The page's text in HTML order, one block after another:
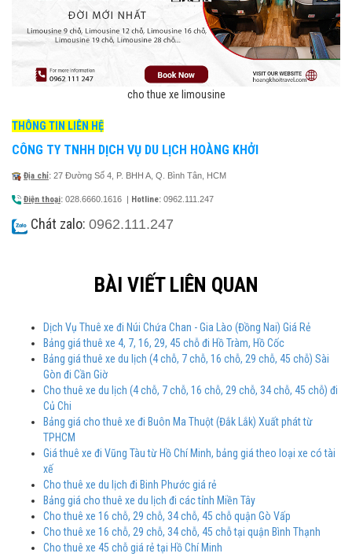
cho thue xe limousine
THÔNG TIN LIÊN HỆ
CÔNG TY TNHH DỊCH VỤ DU LỊCH HOÀNG KHỞI
Địa chỉ: 27 Đường Số 4, P. BHH A, Q. Bình Tân, HCM
Điện thoại: 028.6660.1616 Hotline: 0962.111.247
Chát zalo: 0962.111.247
BÀI VIẾT LIÊN QUAN
Dịch Vụ Thuê xe đi Núi Chứa Chan - Gia Lào (Đồng Nai) Giá Rẻ
Bảng giá thuê xe 4, 7, 16, 29, 45 chỗ đi Hồ Tràm, Hồ Cốc
Bảng giá thuê xe du lịch (4 chỗ, 7 chỗ, 16 chỗ, 29 chỗ, 45 chỗ) Sài
Gòn đi Cần Giờ
Cho thuê xe du lịch (4 chỗ, 7 chỗ, 16 chỗ, 29 chỗ, 34 chỗ, 45 chỗ) đi
Củ Chi
Bảng giá cho thuê xe đi Buôn Ma Thuột (Đắk Lắk) Xuất phát từ
TPHCM
Giá thuê xe đi Vũng Tàu từ Hồ Chí Minh, bảng giá theo loại xe có tài
xế
Cho thuê xe du lịch đi Binh Phước giá rẻ
Bảng giá cho thuê xe du lịch đi các tỉnh Miền Tây
Cho thuê xe 16 chỗ, 29 chỗ, 34 chỗ, 45 chỗ quận Gò Vấp
Cho thuê xe 16 chỗ, 29 chỗ, 34 chỗ, 45 chỗ tại quận Bình Thạnh
Cho thuê xe 45 chỗ giá rẻ tại Hồ Chí Minh